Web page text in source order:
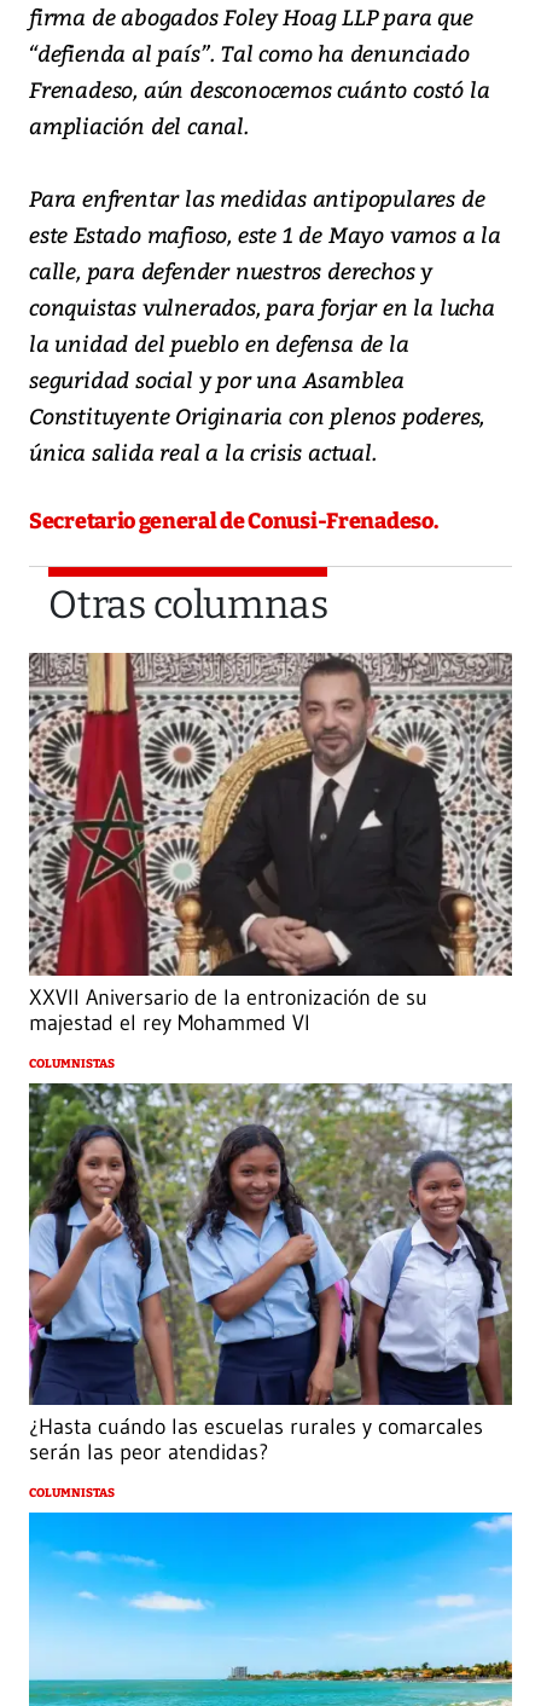
firma de abogados Foley Hoag LLP para que
“defienda al país”. Tal como ha denunciado
Frenadeso, aún desconocemos cuánto costó la
ampliación del canal.
Para enfrentar las medidas antipopulares de
este Estado mafioso, este 1 de Mayo vamos a la
calle, para defender nuestros derechos y
conquistas vulnerados, para forjar en la lucha
la unidad del pueblo en defensa de la
seguridad social y por una Asamblea
Constituyente Originaria con plenos poderes,
única salida real a la crisis actual.
Secretario general de Conusi-Frenadeso.
Otras columnas
XXVII Aniversario de la entronización de su
majestad el rey Mohammed VI
COLUMNISTAS
¿Hasta cuándo las escuelas rurales y comarcales
serán las peor atendidas?
COLUMNISTAS